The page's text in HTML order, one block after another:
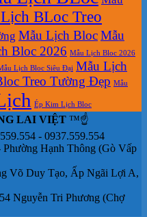
BLoc Treo
Mẫu Lịch BlocMẫu
Bloc 2026 Mẫu Lịch Bloc 2026
Lịch Bloc Siêu Đại Mẫu Lịch
Treo Tường Đẹp Mẫu
Ép Kim Lịch Bloc
LAI VIỆT ™☝️
- 0937.559.554
Hạnh Thông (Gò Vấp
Võ Duy Tạo, Ấp Ngãi Lợi A,
Nguyễn Tri Phương (Chợ